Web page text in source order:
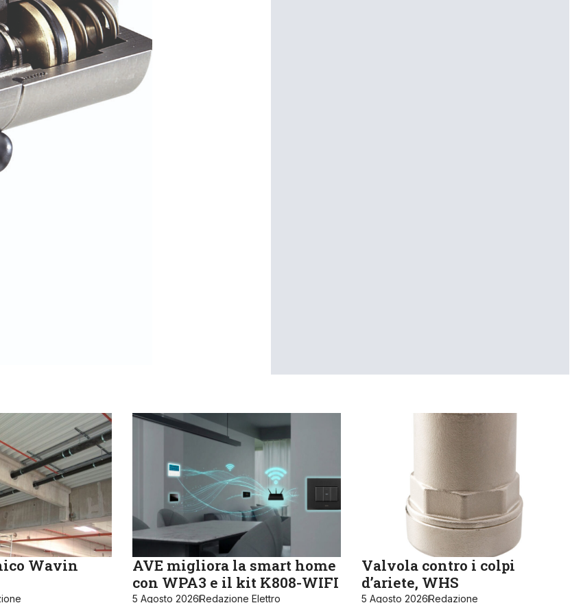
Wavin
AVE migliora la smart home
con WPA3 e il kit K808-WIFI
5 Agosto 2026Redazione Elettro
Valvola contro i colpi
d’ariete, WHS
5 Agosto 2026Redazione